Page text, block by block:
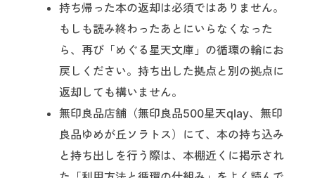
持ち帰った本の返却は必須ではありません。
もしも読み終わったあとにいらなくなった
ら、再び「めぐる星天文庫」の循環の輪にお
戻しください。持ち出した拠点と別の拠点に
返却しても構いません。
無印良品店舗（無印良品500星天qlay、無印
良品ゆめが丘ソラトス）にて、本の持ち込み
と持ち出しを行う際は、本棚近くに掲示され